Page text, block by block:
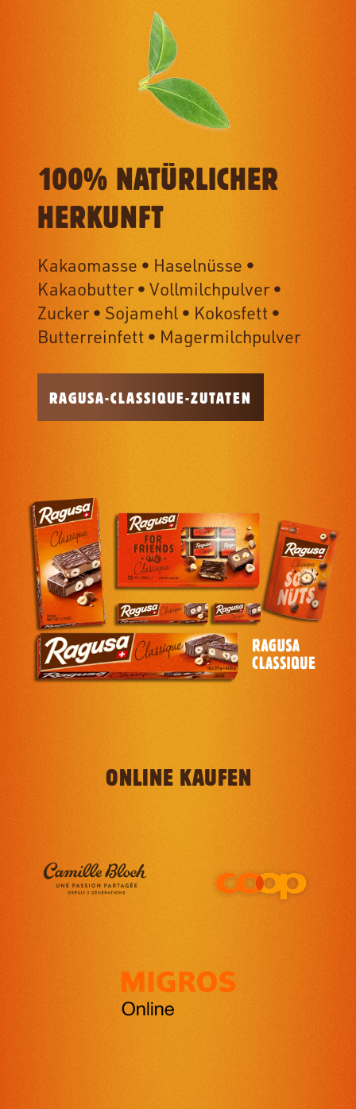
100% NATÜRLICHER
HERKUNFT
Kakaomasse • Haselnüsse •
Kakaobutter • Vollmilchpulver •
Zucker • Sojamehl • Kokosfett •
Butterreinfett • Magermilchpulver
RAGUSA-CLASSIQUE-ZUTATEN
ONLINE KAUFEN